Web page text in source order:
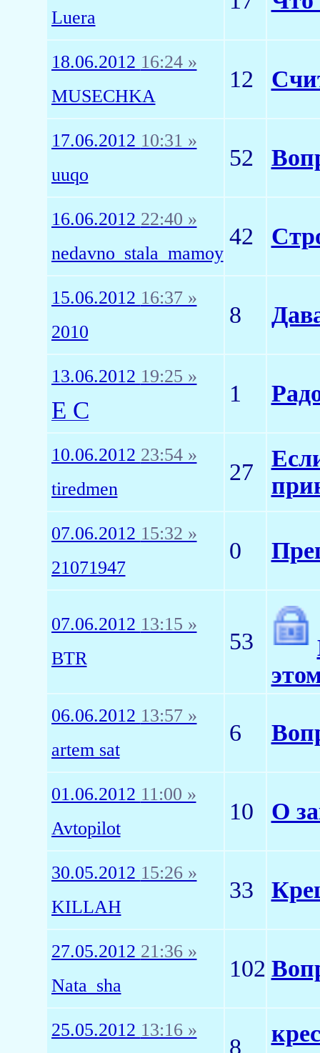
Luera
18.06.2012 16:24 »
MUSECHKA
12
17.06.2012 10:31 »
uuqo
52
16.06.2012 22:40 »
nedavno_stala_mamoy
42
15.06.2012 16:37 »
2010
8
13.06.2012 19:25 »
E C
1
10.06.2012 23:54 »
tiredmen
27
07.06.2012 15:32 »
21071947
0
07.06.2012 13:15 »
BTR
53
06.06.2012 13:57 »
artem sat
6
01.06.2012 11:00 »
Avtopilot
10 О
30.05.2012 15:26 »
KILLAH
33
27.05.2012 21:36 »
Nata_sha
102
25.05.2012 13:16 »
8